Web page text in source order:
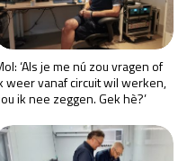
‘Als je me nú zou vragen of
weer vanaf circuit wil werken,
ik nee zeggen. Gek hè?’